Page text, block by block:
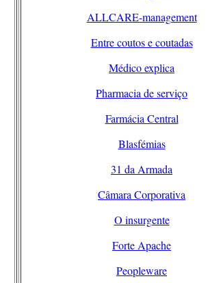
ALLCARE-management
Entre coutos e coutadas
Médico explica
Pharmacia de serviço
Farmácia Central
Blasfémias
31 da Armada
Câmara Corporativa
O insurgente
Forte Apache
Peopleware